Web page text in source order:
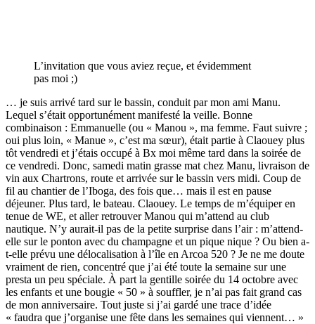
L’invitation que vous aviez reçue, et évidemment
pas moi ;)
… je suis arrivé tard sur le bassin, conduit par mon ami Manu.
Lequel s’était opportunément manifesté la veille. Bonne
combinaison : Emmanuelle (ou « Manou », ma femme. Faut suivre ;
oui plus loin, « Manue », c’est ma sœur), était partie à Claouey plus
tôt vendredi et j’étais occupé à Bx moi même tard dans la soirée de
ce vendredi. Donc, samedi matin grasse mat chez Manu, livraison de
vin aux Chartrons, route et arrivée sur le bassin vers midi. Coup de
fil au chantier de l’Iboga, des fois que… mais il est en pause
déjeuner. Plus tard, le bateau. Claouey. Le temps de m’équiper en
tenue de WE, et aller retrouver Manou qui m’attend au club
nautique. N’y aurait-il pas de la petite surprise dans l’air : m’attend-
elle sur le ponton avec du champagne et un pique nique ? Ou bien a-
t-elle prévu une délocalisation à l’île en Arcoa 520 ? Je ne me doute
vraiment de rien, concentré que j’ai été toute la semaine sur une
presta un peu spéciale. À part la gentille soirée du 14 octobre avec
les enfants et une bougie « 50 » à souffler, je n’ai pas fait grand cas
de mon anniversaire. Tout juste si j’ai gardé une trace d’idée
« faudra que j’organise une fête dans les semaines qui viennent… »